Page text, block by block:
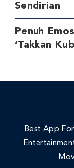
Sendirian
Penuh
‘Takkan
Best App